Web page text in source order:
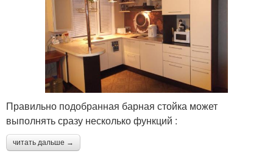
Правильно подобранная барная стойка может
выполнять сразу несколько функций :
читать дальше →